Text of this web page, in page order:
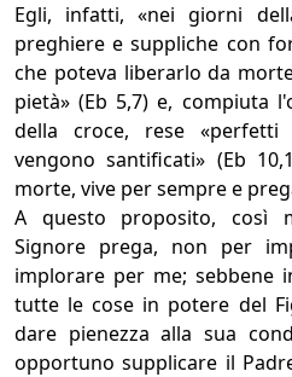
Egli, infatti, «nei giorni
preghiere e suppliche con
che poteva liberarlo da
pietà» (Eb 5,7) e, compiuta
della croce, rese
vengono santificati» (Eb
morte, vive per sempre e
A questo proposito, così
Signore prega, non per
implorare per me; sebbene
tutte le cose in potere del
dare pienezza alla sua
opportuno supplicare il